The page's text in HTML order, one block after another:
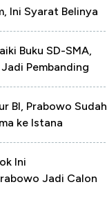
Ini Syarat Belinya
Buku SD-SMA,
Pembanding
BI, Prabowo Sudah
ke Istana
Ini
Jadi Calon